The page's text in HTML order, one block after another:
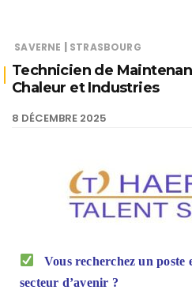
SAVERNE | STRASBOURG
Technicien de
Chaleur et Industries
8 DÉCEMBRE 2025
Vous recherchez un poste
secteur d’avenir ?